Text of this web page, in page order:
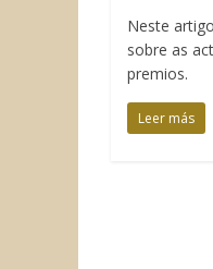
Neste
sobre as
premios.
Leer más